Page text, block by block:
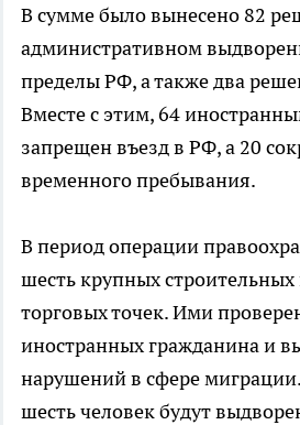
В сумме было вынесено 82
административном
пределы РФ, а также два
Вместе с этим, 64
запрещен въезд в РФ, а 20
временного пребывания.
В период операции
шесть крупных
торговых точек. Ими
иностранных гражданина и
нарушений в сфере
шесть человек будут